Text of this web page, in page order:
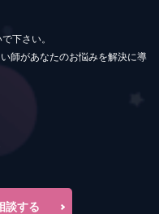
下さい。
師があなたのお悩みを解決に導
談する